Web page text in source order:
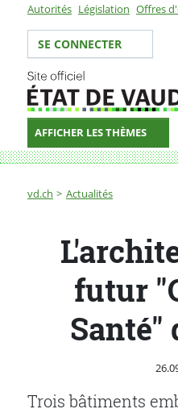
Sous-
Autorités Législation Offres
Votre identité
SE CONNECTER
AFFICHER LES THÈMES
Fil d'Ariane
vd.ch Actualités
L'architecture du futur
futur
Santé"
Trois bâtiments